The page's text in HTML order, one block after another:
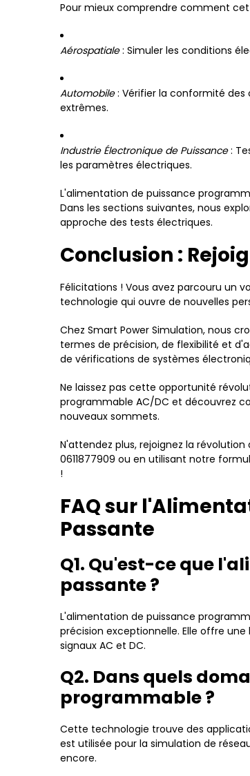
Pour mieux comprendre comment
Aérospatiale: Simuler les conditions
Automobile: Vérifier la conformité des
extrêmes.
Industrie Électronique de Puissance:
les paramètres électriques.
L'alimentation de puissance
Dans les sections suivantes, nous
approche des tests électriques.
Conclusion :
Félicitations ! Vous avez parcouru un
technologie qui ouvre de nouvelles
Chez Smart Power Simulation, nous
termes de précision, de flexibilité et
de vérifications de systèmes
Ne laissez pas cette opportunité
programmable AC/DC et découvrez
nouveaux sommets.
N'attendez plus, rejoignez la
0611877909 ou en utilisant notre
!
FAQ sur
Passante
Q1. Qu'est-ce que
passante ?
L'alimentation de puissance
précision exceptionnelle. Elle offre
signaux AC et DC.
Q2. Dans quels
programmable ?
Cette technologie trouve des
est utilisée pour la simulation de
encore.